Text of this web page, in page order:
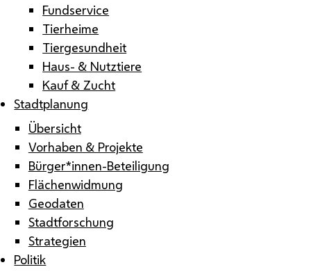
Fundservice
Tierheime
Tiergesundheit
Haus- & Nutztiere
Kauf & Zucht
Stadtplanung
Übersicht
Vorhaben & Projekte
Bürger*innen-Beteiligung
Flächenwidmung
Geodaten
Stadtforschung
Strategien
Politik